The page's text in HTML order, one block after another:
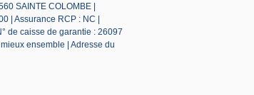
SAINTE COLOMBE |
| Assurance RCP : NC |
de caisse de garantie : 26097
ensemble | Adresse du